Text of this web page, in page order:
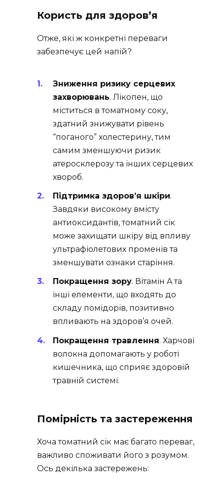
Користь для здоров’я
Отже, які ж конкретні переваги
забезпечує цей напій?
Зниження ризику серцевих
захворювань. Лікопен, що
міститься в томатному соку,
здатний знижувати рівень
“поганого” холестерину, тим
самим зменшуючи ризик
атеросклерозу та інших серцевих
хвороб.
Підтримка здоров’я шкіри.
Завдяки високому вмісту
антиоксидантів, томатний сік
може захищати шкіру від впливу
ультрафіолетових променів та
зменшувати ознаки старіння.
Покращення зору. Вітамін A та
інші елементи, що входять до
складу помідорів, позитивно
впливають на здоров’я очей.
Покращення травлення. Харчові
волокна допомагають у роботі
кишечника, що сприяє здоровій
травній системі.
Помірність та застереження
Хоча томатний сік має багато переваг,
важливо споживати його з розумом.
Ось декілька застережень: